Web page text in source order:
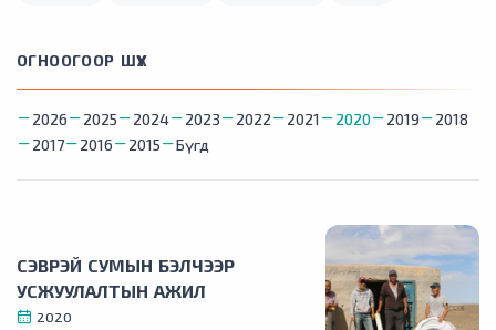
СЭВРЭЙ СУМЫН БЭЛЧЭЭР
УСЖУУЛАЛТЫН АЖИЛ
2020
ОГНООГООР ШҮҮХ
2026 2025 2024 2023 2022 2021 2020 2019
2018
2017
2016 2015 Бүгд